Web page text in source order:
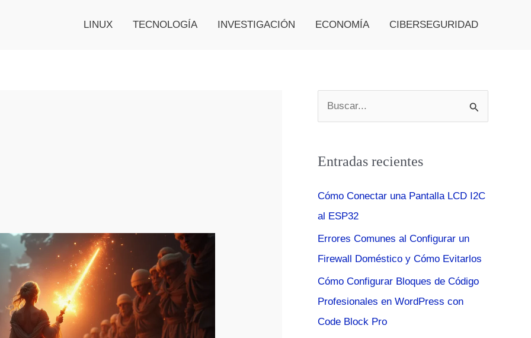
LINUX TECNOLOGÍA INVESTIGACIÓN ECONOMÍA CIBERSEGURIDAD
u
c
r
p
o
r
:
Entradas recientes
Cómo Conectar una Pantalla LCD I2C
al ESP32
Errores Comunes al Configurar un
Firewall Doméstico y Cómo Evitarlos
Cómo Configurar Bloques de Código
Profesionales en WordPress con
Code Block Pro